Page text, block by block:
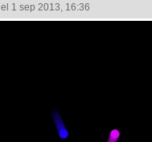
el 1 sep 2013, 16:36